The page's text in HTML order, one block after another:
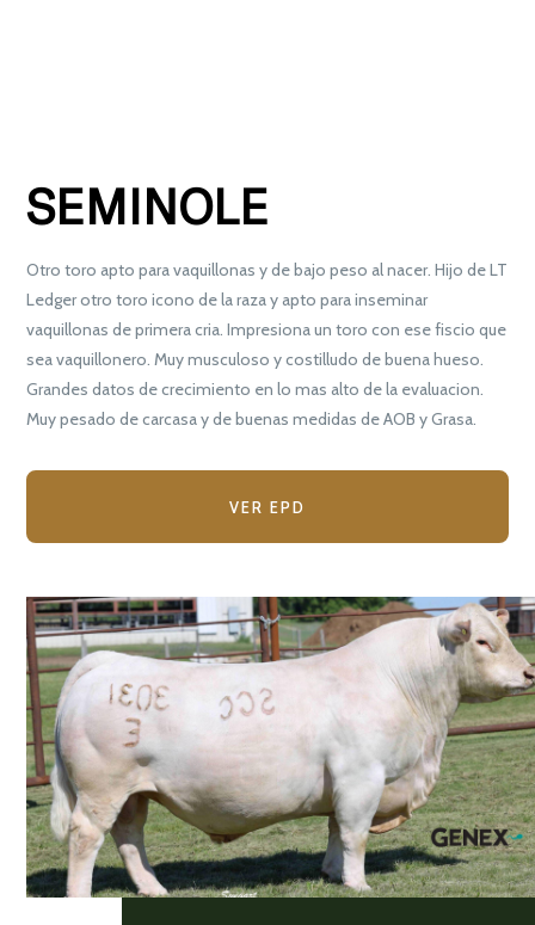
SEMINOLE
Otro toro apto para vaquillonas y de bajo peso al nacer. Hijo de LT
Ledger otro toro icono de la raza y apto para inseminar
vaquillonas de primera cria. Impresiona un toro con ese fiscio que
sea vaquillonero. Muy musculoso y costilludo de buena hueso.
Grandes datos de crecimiento en lo mas alto de la evaluacion.
Muy pesado de carcasa y de buenas medidas de AOB y Grasa.
VER EPD